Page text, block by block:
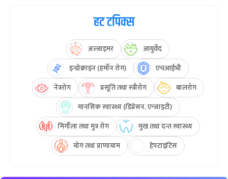
हट टपिक्स
अल्जाइमर
आयुर्वेद
इन्डोक्राइन (हर्मोन रोग)
एचआईभी
नेत्ररोग
प्रसूति तथा स्त्रीरोग
बालरोग
मानसिक स्वास्थ्य (डिप्रेसन, एन्जाइटी)
मिर्गौला तथा मुत्र रोग
मुख तथा दन्त स्वास्थ्य
योग तथा प्राणायाम
हेपटाइटिस